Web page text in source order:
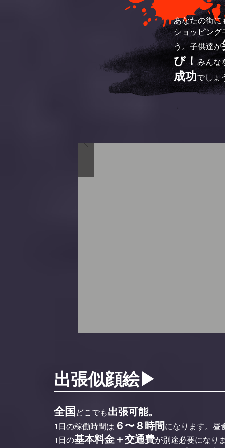
あなたの街に
ショッピング
う。子供達が
び！みんな
成功でしょ
出張似顔絵
全国 どこでも出張可能。
1日の稼働時間は ６〜８時間 になります。昼
1日の基本料金＋交通費が別途必要になり